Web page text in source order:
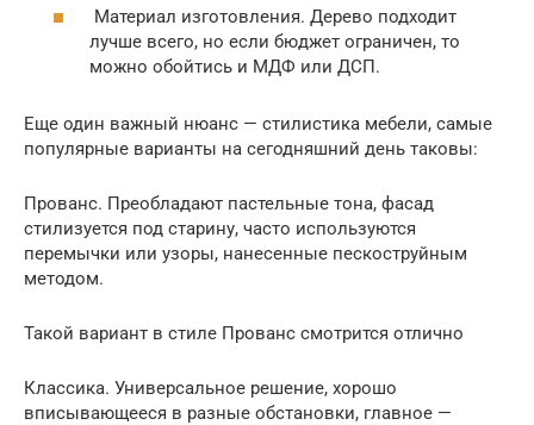
Материал изготовления. Дерево подходит
лучше всего, но если бюджет ограничен, то
можно обойтись и МДФ или ДСП.
Еще один важный нюанс — стилистика мебели, самые
популярные варианты на сегодняшний день таковы:
Прованс. Преобладают пастельные тона, фасад
стилизуется под старину, часто используются
перемычки или узоры, нанесенные пескоструйным
методом.
Такой вариант в стиле Прованс смотрится отлично
Классика. Универсальное решение, хорошо
вписывающееся в разные обстановки, главное —